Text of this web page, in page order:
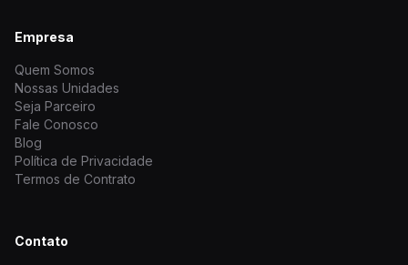
Empresa
Quem Somos
Nossas Unidades
Seja Parceiro
Fale Conosco
Blog
Política de Privacidade
Termos de Contrato
Contato